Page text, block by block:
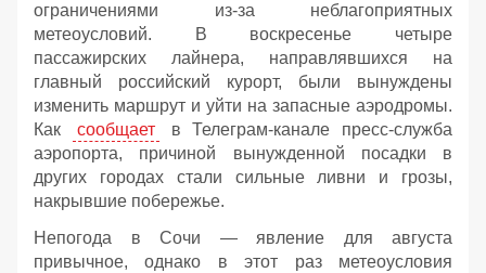
ограничениями из-за неблагоприятных
метеоусловий. В воскресенье четыре
пассажирских лайнера, направлявшихся на
главный российский курорт, были вынуждены
изменить маршрут и уйти на запасные аэродромы.
Как
сообщает
в Телеграм-канале пресс-служба
аэропорта, причиной вынужденной посадки в
других городах стали сильные ливни и грозы,
накрывшие побережье.
Непогода в Сочи — явление для августа
привычное, однако в этот раз метеоусловия